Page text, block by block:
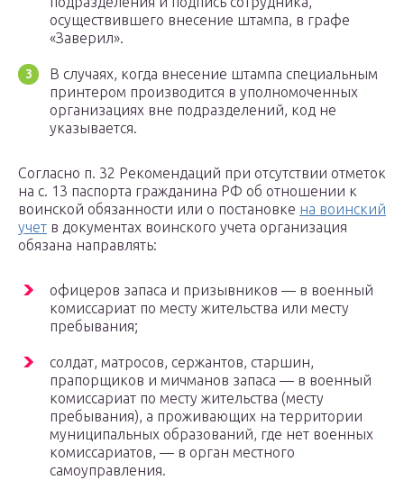
осуществившего внесение штампа, в графе
«Заверил».
В случаях, когда внесение штампа специальным
принтером производится в уполномоченных
организациях вне подразделений, код не
указывается.
Согласно п. 32 Рекомендаций при отсутствии отметок
на с. 13 паспорта гражданина РФ об отношении к
воинской обязанности или о постановке на воинский
учет в документах воинского учета организация
обязана направлять:
офицеров запаса и призывников — в военный
комиссариат по месту жительства или месту
пребывания;
солдат, матросов, сержантов, старшин,
прапорщиков и мичманов запаса — в военный
комиссариат по месту жительства (месту
пребывания), а проживающих на территории
муниципальных образований, где нет военных
комиссариатов, — в орган местного
самоуправления.